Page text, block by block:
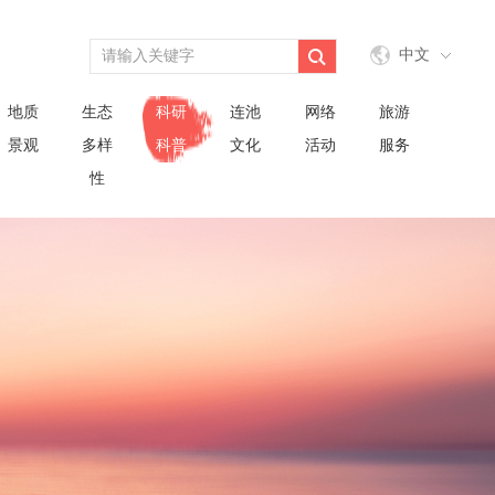
中文
地质
景观
生态
多样
性
科研
科普
连池
文化
网络
活动
旅游
服务